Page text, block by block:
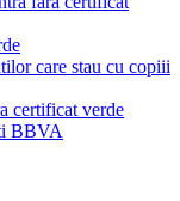
care stau cu copiii
certificat verde
BBVA